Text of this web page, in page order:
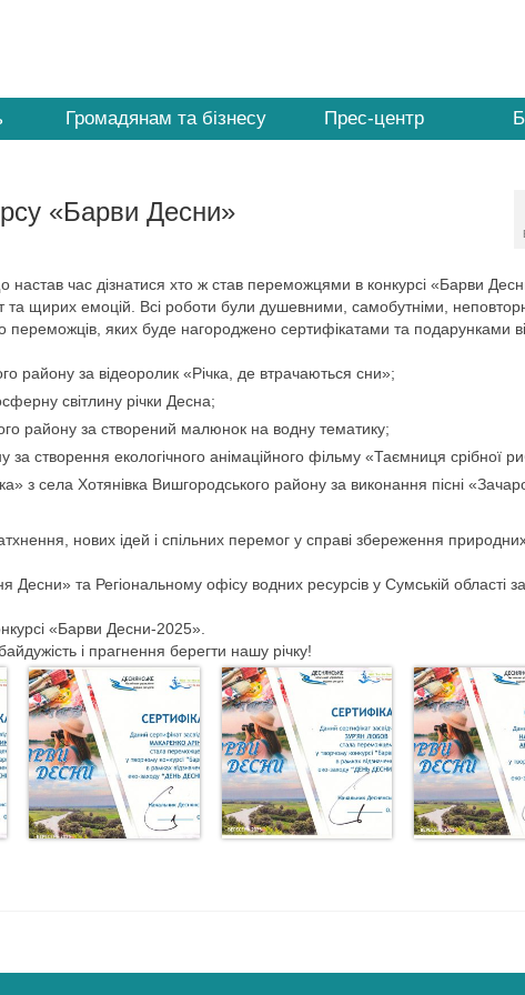
Громадянам та бізнесу Прес-центр
«Барви Десни»
час дізнатися хто ж став переможцями в конкурсі «Барви
та щирих емоцій. Всі роботи були душевними, самобутніми,
переможців, яких буде нагороджено сертифікатами та подарунками
району за відеоролик «Річка, де втрачаються сни»;
світлину річки Десна;
району за створений малюнок на водну тематику;
за створення екологічного анімаційного фільму «Таємниця срібної
з села Хотянівка Вишгородського району за виконання пісні
нових ідей і спільних перемог у справі збереження
та Регіональному офісу водних ресурсів у Сумській області за
«Барви Десни-2025».
і прагнення берегти нашу річку!